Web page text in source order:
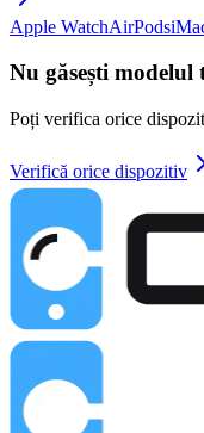
Apple WatchAirPods
Nu găsești modelul
Poți verifica orice
Verifică orice dispozitiv